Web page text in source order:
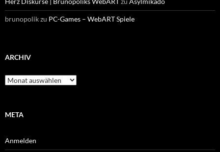
brunopolikzu PC-Games – WebART Spiele
ARCHIV
Archiv
META
Anmelden